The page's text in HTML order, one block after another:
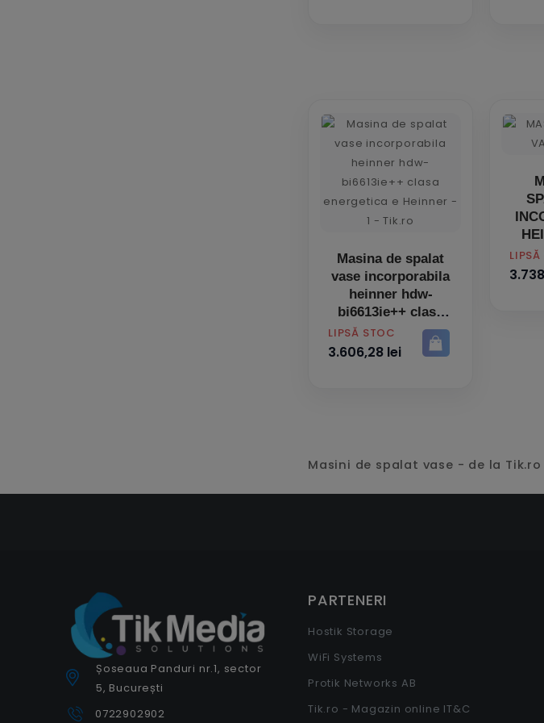
Masina de spalat
vase incorporabila
heinner hdw-
bi6613ie++ clasa
energetica e
PRET
LIPSĂ STOC
3.606,28 lei
PRET
Masini de spalat vase - de la Tik.ro
Șoseaua Panduri nr.1, sector
5, București
0722902902
PARTENERI
Hostik Storage
WiFi Systems
Protik Networks AB
Tik.ro - Magazin online IT&C